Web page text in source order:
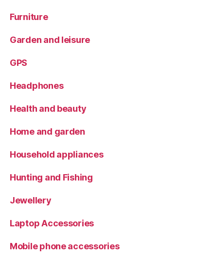
Furniture
Garden and leisure
GPS
Headphones
Health and beauty
Home and garden
Household appliances
Hunting and Fishing
Jewellery
Laptop Accessories
Mobile phone accessories